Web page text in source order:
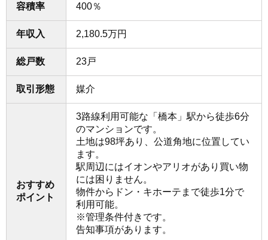
容積率 400％
年収入 2,180.5万円
総戸数 23戸
取引形態 媒介
おすすめ
ポイント
3路線利用可能な「橋本」駅から徒歩6分
のマンションです。
土地は98坪あり、公道角地に位置してい
ます。
駅周辺にはイオンやアリオがあり買い物
には困りません。
物件からドン・キホーテまで徒歩1分で
利用可能。
※管理条件付きです。
告知事項があります。